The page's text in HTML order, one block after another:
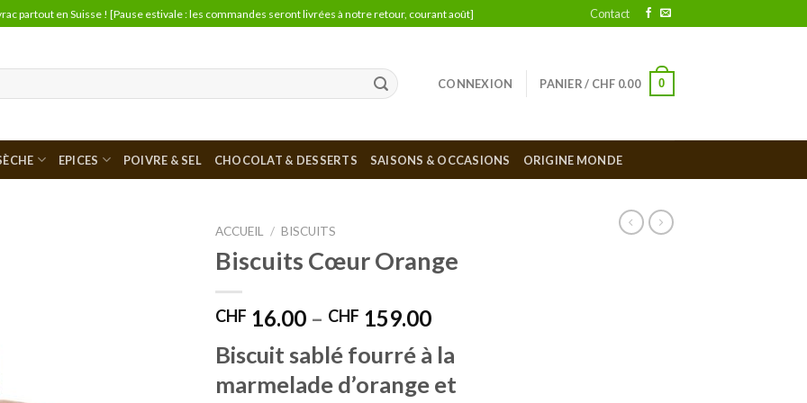
partout en Suisse ! [Pause estivale : les commandes seront livrées à notre retour, courant août] Contact
CONNEXION PANIER / CHF 0.00 0
EPICES POIVRE & SEL CHOCOLAT & DESSERTS SAISONS & OCCASIONS ORIGINE MONDE
ACCUEIL / BISCUITS
Biscuits Cœur Orange
CHF 16.00 – CHF 159.00
Biscuit sablé fourré à la
marmelade d’orange et